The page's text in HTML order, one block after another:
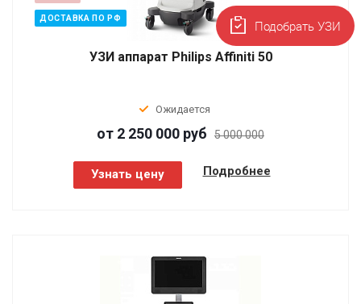
ДОСТАВКА ПО РФ
УЗИ аппарат Philips Affiniti 50
Ожидается
от 2 250 000 руб 5 000 000
Узнать цену Подробнее
Подобрать УЗИ